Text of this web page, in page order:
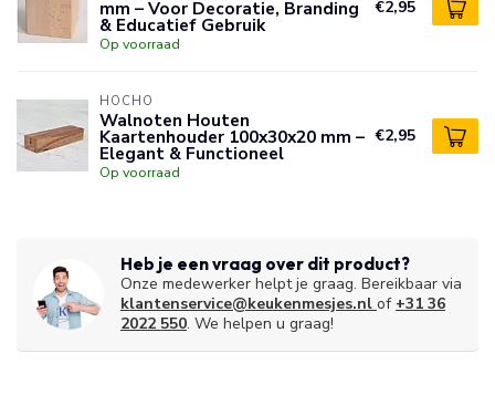
mm – Voor Decoratie, Branding
& Educatief Gebruik
Op voorraad
€2,95
HOCHO
Walnoten Houten
Kaartenhouder 100x30x20 mm –
Elegant & Functioneel
Op voorraad
€2,95
Heb je een vraag over dit product?
Onze medewerker helpt je graag. Bereikbaar via
klantenservice@keukenmesjes.nl of +31 36
2022 550. We helpen u graag!